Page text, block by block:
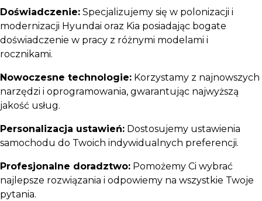
Doświadczenie: Specjalizujemy się w polonizacji i
modernizacji Hyundai oraz Kia posiadając bogate
doświadczenie w pracy z różnymi modelami i
rocznikami.
Nowoczesne technologie: Korzystamy z najnowszych
narzędzi i oprogramowania, gwarantując najwyższą
jakość usług.
Personalizacja ustawień: Dostosujemy ustawienia
samochodu do Twoich indywidualnych preferencji.
Profesjonalne doradztwo: Pomożemy Ci wybrać
najlepsze rozwiązania i odpowiemy na wszystkie Twoje
pytania.